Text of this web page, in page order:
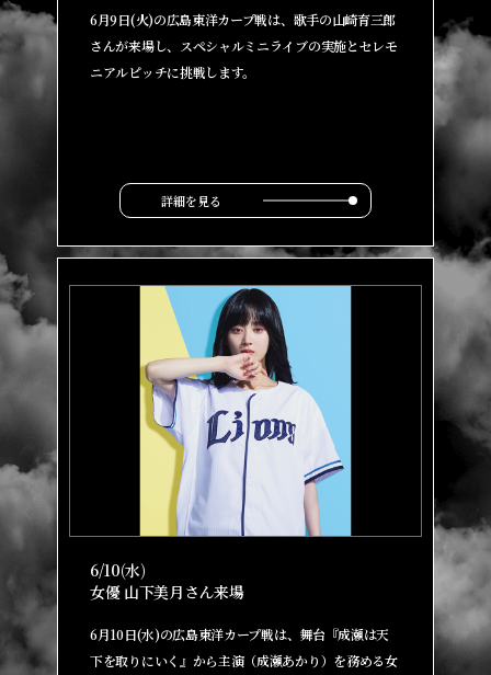
6月9日(火)の広島東洋カープ戦は、歌手の山崎育三郎
さんが来場し、スペシャルミニライブの実施とセレモ
ニアルピッチに挑戦します。
詳細を見る
6/10(水)
女優 山下美月さん来場
6月10日(水)の広島東洋カープ戦は、舞台『成瀬は天
下を取りにいく』から主演（成瀬あかり）を務める女